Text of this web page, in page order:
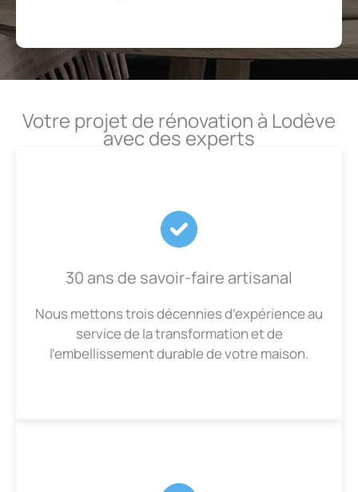
Votre projet de rénovation à Lodève
avec des experts
30 ans de savoir-faire artisanal
Nous mettons trois décennies d’expérience au
service de la transformation et de
l’embellissement durable de votre maison.